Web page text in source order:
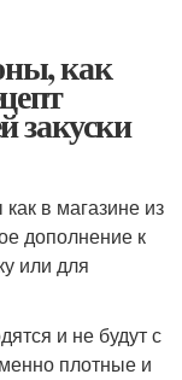
как
закуски
в магазине из
дополнение к
или для
и не будут с
плотные и